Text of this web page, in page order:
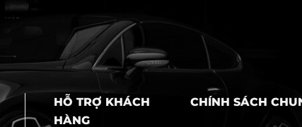
HỖ TRỢ KHÁCH
HÀNG
CHÍNH SÁCH